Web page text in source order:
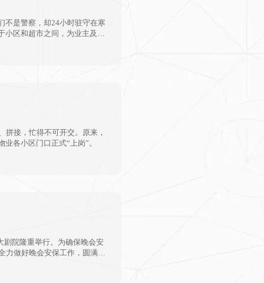
不是警察，却24小时驻守在寒
区和超市之间，为业主及时
接，忙得不可开交。原来，
各小区门口正式“上岗”。
剧院隆重举行。为确保晚会安
做好晚会安保工作，圆满完